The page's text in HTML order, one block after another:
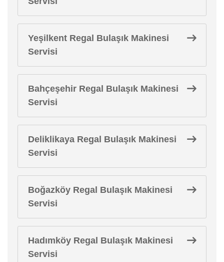
Yeşilkent Regal Bulaşık Makinesi
Servisi
Bahçeşehir Regal Bulaşık Makinesi
Servisi
Deliklikaya Regal Bulaşık Makinesi
Servisi
Boğazköy Regal Bulaşık Makinesi
Servisi
Hadımköy Regal Bulaşık Makinesi
Servisi